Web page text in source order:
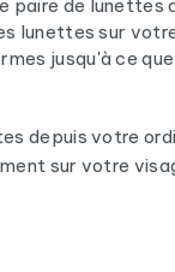
paire de lunettes
lunettes sur
jusqu'à ce
depuis votre
sur votre